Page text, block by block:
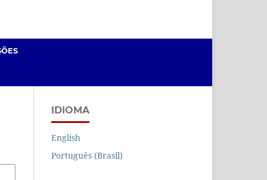
IDIOMA
English
Português (Brasil)